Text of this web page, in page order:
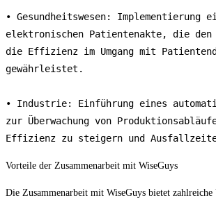
• Gesundheitswesen: Implementierung
elektronischen Patientenakte, die den
die Effizienz im Umgang mit
gewährleistet.
• Industrie: Einführung eines
zur Überwachung von
Effizienz zu steigern und
Vorteile der Zusammenarbeit mit WiseGuys
Die Zusammenarbeit mit WiseGuys bietet zahlreiche